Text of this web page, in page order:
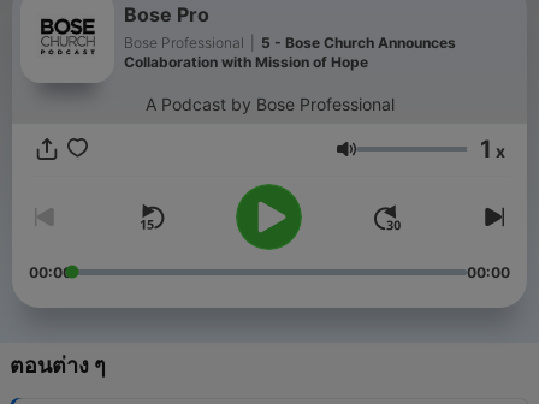
Bose Pro
Bose Professional
5 - Bose Church Announces
Collaboration with Mission of Hope
A Podcast by Bose Professional
ระดับเสียง 1 x
00:00 00:00
ตอนต่าง ๆ